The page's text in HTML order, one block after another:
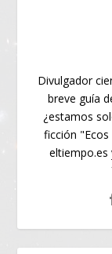
Divulgador
breve guía
¿estamos
ficción
eltiempo.es